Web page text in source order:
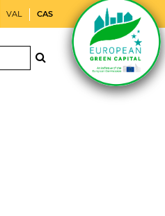
VAL CAS